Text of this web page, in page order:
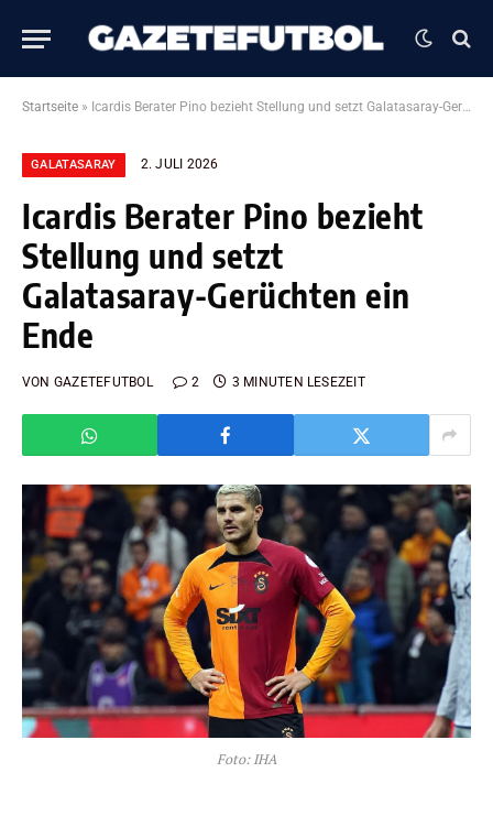
Startseite » Icardis Berater Pino bezieht Stellung und setzt Galatasaray-Gerüchten ein Ende
GALATASARAY 2. JULI 2026
Icardis Berater Pino bezieht
Stellung und setzt
Galatasaray-Gerüchten ein
Ende
VON GAZETEFUTBOL 2 3 MINUTEN LESEZEIT
Foto: IHA